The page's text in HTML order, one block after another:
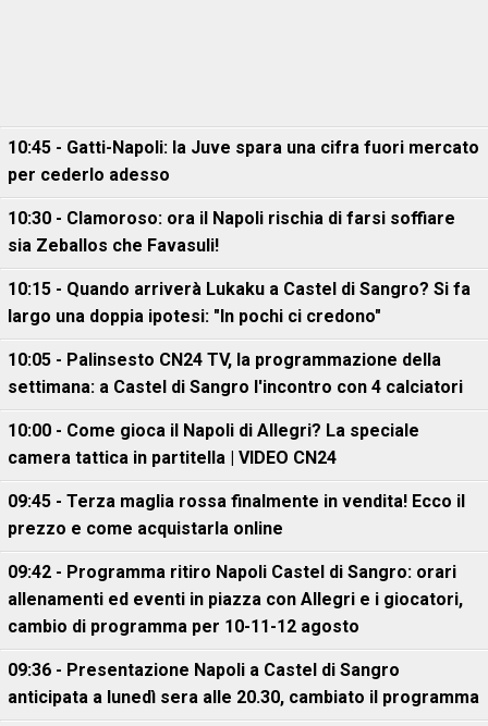
10:45 - Gatti-Napoli: la Juve spara una cifra fuori mercato
per cederlo adesso
10:30 - Clamoroso: ora il Napoli rischia di farsi soffiare
sia Zeballos che Favasuli!
10:15 - Quando arriverà Lukaku a Castel di Sangro? Si fa
largo una doppia ipotesi: "In pochi ci credono"
10:05 - Palinsesto CN24 TV, la programmazione della
settimana: a Castel di Sangro l'incontro con 4 calciatori
10:00 - Come gioca il Napoli di Allegri? La speciale
camera tattica in partitella | VIDEO CN24
09:45 - Terza maglia rossa finalmente in vendita! Ecco il
prezzo e come acquistarla online
09:42 - Programma ritiro Napoli Castel di Sangro: orari
allenamenti ed eventi in piazza con Allegri e i giocatori,
cambio di programma per 10-11-12 agosto
09:36 - Presentazione Napoli a Castel di Sangro
anticipata a lunedì sera alle 20.30, cambiato il programma